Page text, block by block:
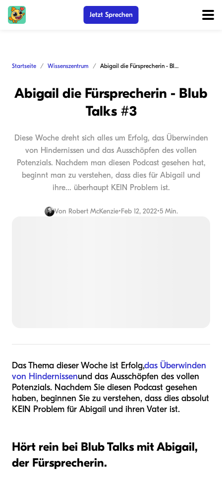
Jetzt Sprechen
Startseite Wissenszentrum Abigail die Fürsprecherin - Blub Talks #3
Abigail die Fürsprecherin - Blub
Talks #3
Diese Woche dreht sich alles um Erfolg, das Überwinden
von Hindernissen und das Ausschöpfen des vollen
Potenzials. Nachdem man diesen Podcast gesehen hat,
beginnt man zu verstehen, dass dies für Abigail und
ihre... überhaupt KEIN Problem ist.
Von Robert McKenzie•Feb 12, 2022•5 Min.
Das Thema dieser Woche ist Erfolg,das Überwinden
von Hindernissenund das Ausschöpfen des vollen
Potenzials. Nachdem Sie diesen Podcast gesehen
haben, beginnen Sie zu verstehen, dass dies absolut
KEIN Problem für Abigail und ihren Vater ist.
Hört rein bei Blub Talks mit Abigail,
der Fürsprecherin.